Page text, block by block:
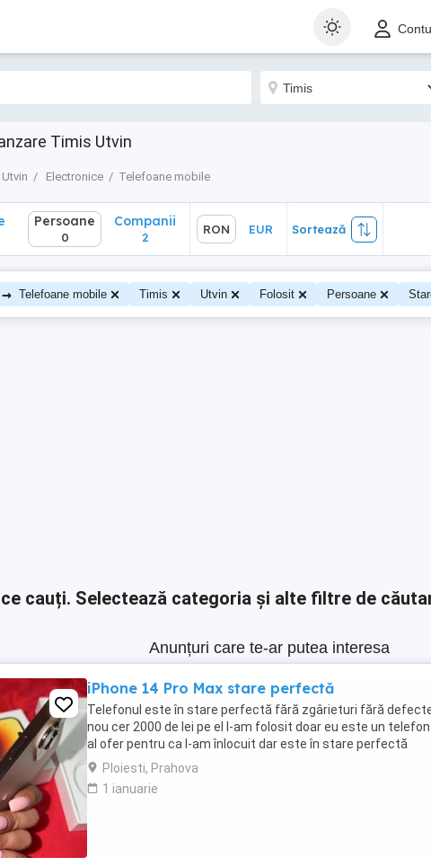
Timis Utvin
Utvin Electronice Telefoane mobile
Sortează
Persoane
0
Companii
2
RON EUR Sortează
→ Telefoane mobile Timis Utvin Folosit Persoane
cauți. Selectează categoria și alte filtre de
Anunțuri care te-ar putea interesa
iPhone 14 Pro Max stare perfectă
Telefonul este în stare perfectă fără zgârieturi fără
nou cer 2000 de lei pe el l-am folosit doar eu este un
al ofer pentru ca l-am înlocuit dar este în stare perfectă
Ploiesti, Prahova
1 ianuarie